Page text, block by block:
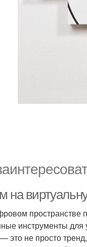
на
пространстве
инструменты
это не просто